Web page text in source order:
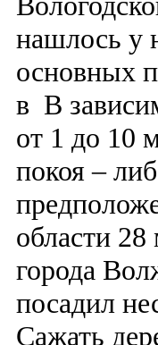
нашлось у
основных
в В
от 1 до 10
покоя –
области
города
посадил
Сажать